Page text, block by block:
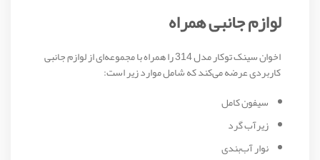
لوازم جانبی همراه
اخوان سینک توکار مدل 314 را همراه با مجموعه‌ای از لوازم جانبی
کاربردی عرضه می‌کند که شامل موارد زیر است:
سیفون کامل
زیرآب گرد
نوار آب‌بندی